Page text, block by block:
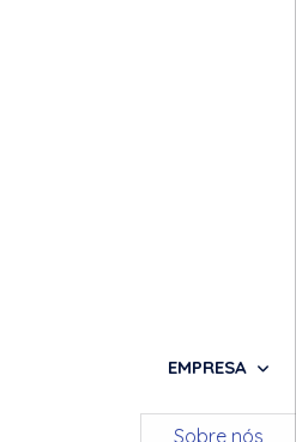
EMPRESA
Sobre nós